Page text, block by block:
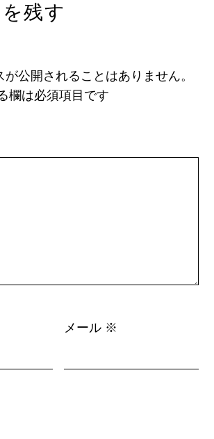
残す
が公開されることはありません。
欄は必須項目です
メール ※